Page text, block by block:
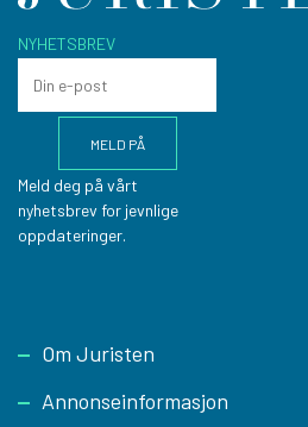
NYHETSBREV
Meld deg på vårt
nyhetsbrev for jevnlige
oppdateringer.
Footer
Om Juristen
Annonseinformasjon